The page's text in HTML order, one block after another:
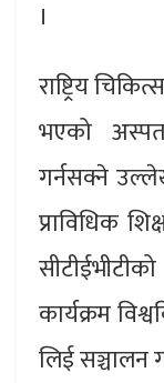
।
राष्ट्रिय
भएको
गर्नसक्ने
प्राविधिक
कार्यक्रम
लिई सञ्चालन